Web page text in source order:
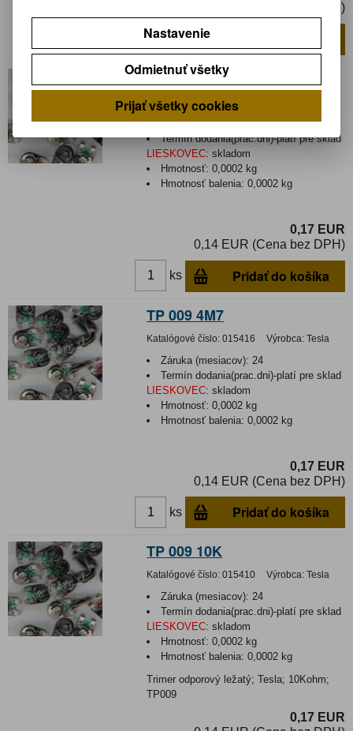
0,14 EUR (Cena bez DPH)
ks
TP 009 3M3
Katalógové číslo:015415
Záruka (mesiacov):24
Termín dodania(prac.dni)-platí pre sklad
LIESKOVEC: skladom
Hmotnosť:0,0002 kg
Hmotnosť balenia:0,0002 kg
0,17 EUR
0,14 EUR (Cena bez DPH)
ks Pridať do košíka
TP 009 4M7
Katalógové číslo: 015416 Výrobca: Tesla
Záruka (mesiacov): 24
Termín dodania(prac.dni)-platí pre sklad
LIESKOVEC: skladom
Hmotnosť:0,0002 kg
Hmotnosť balenia:0,0002 kg
0,17 EUR
0,14 EUR (Cena bez DPH)
ks Pridať do košíka
TP 009 10K
Katalógové číslo: 015410 Výrobca: Tesla
Záruka (mesiacov): 24
Termín dodania(prac.dni)-platí pre sklad
LIESKOVEC: skladom
Hmotnosť:0,0002 kg
Hmotnosť balenia:0,0002 kg
Trimer odporový ležatý; Tesla; 10Kohm;
TP009
0,17 EUR
Nastavenie
Odmietnuť všetky
Prijať všetky cookies